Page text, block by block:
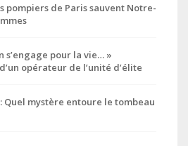
pompiers de Paris sauvent Notre-
s’engage pour la vie… »
opérateur de l’unité d’élite
Quel mystère entoure le tombeau